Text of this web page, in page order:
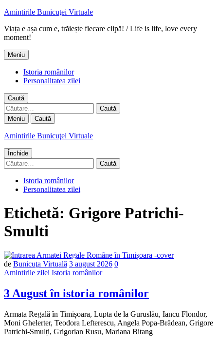
Amintirile Bunicuţei Virtuale
Viața e așa cum e, trăiește fiecare clipă! / Life is life, love every
moment!
Meniu
Istoria românilor
Personalitatea zilei
Caută
Caută
după:
Meniu Caută
Amintirile Bunicuţei Virtuale
Închide
Caută
după:
Istoria românilor
Personalitatea zilei
Etichetă: Grigore Patrichi-
Smulti
de Bunicuţa Virtuală 3 august 2026 Număr
0
Amintirile zilei Istoria românilor
3 August în istoria românilor
Armata Regală în Timișoara, Lupta de la Guruslău, Iancu Flondor,
Moni Ghelerter, Teodora Lefterescu, Angela Popa-Brădean, Grigore
Patrichi-Smulți, Grigorian Rusu, Mariana Bitang